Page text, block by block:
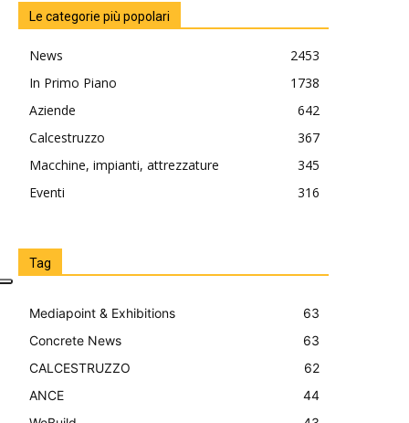
Le categorie più popolari
News
2453
In Primo Piano
1738
Aziende
642
Calcestruzzo
367
Macchine, impianti, attrezzature
345
Eventi
316
Tag
Mediapoint & Exhibitions
63
Concrete News
63
CALCESTRUZZO
62
ANCE
44